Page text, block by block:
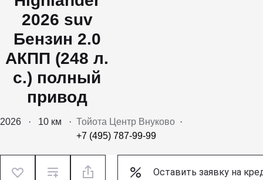
2026 suv
Бензин 2.0
АКПП (248 л.
с.) полный
привод
2026 · 10 км · Тойота Центр Внуково ·
+7 (495) 787-99-99
Оставить заявку на